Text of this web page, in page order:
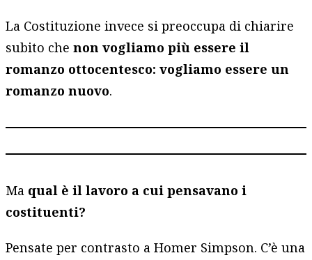
La Costituzione invece si preoccupa di chiarire
subito chenon vogliamo più essere il
romanzo ottocentesco: vogliamo essere un
romanzo nuovo.
Ma qual è il lavoro a cui pensavano i
costituenti?
Pensate per contrasto a Homer Simpson. C’è una